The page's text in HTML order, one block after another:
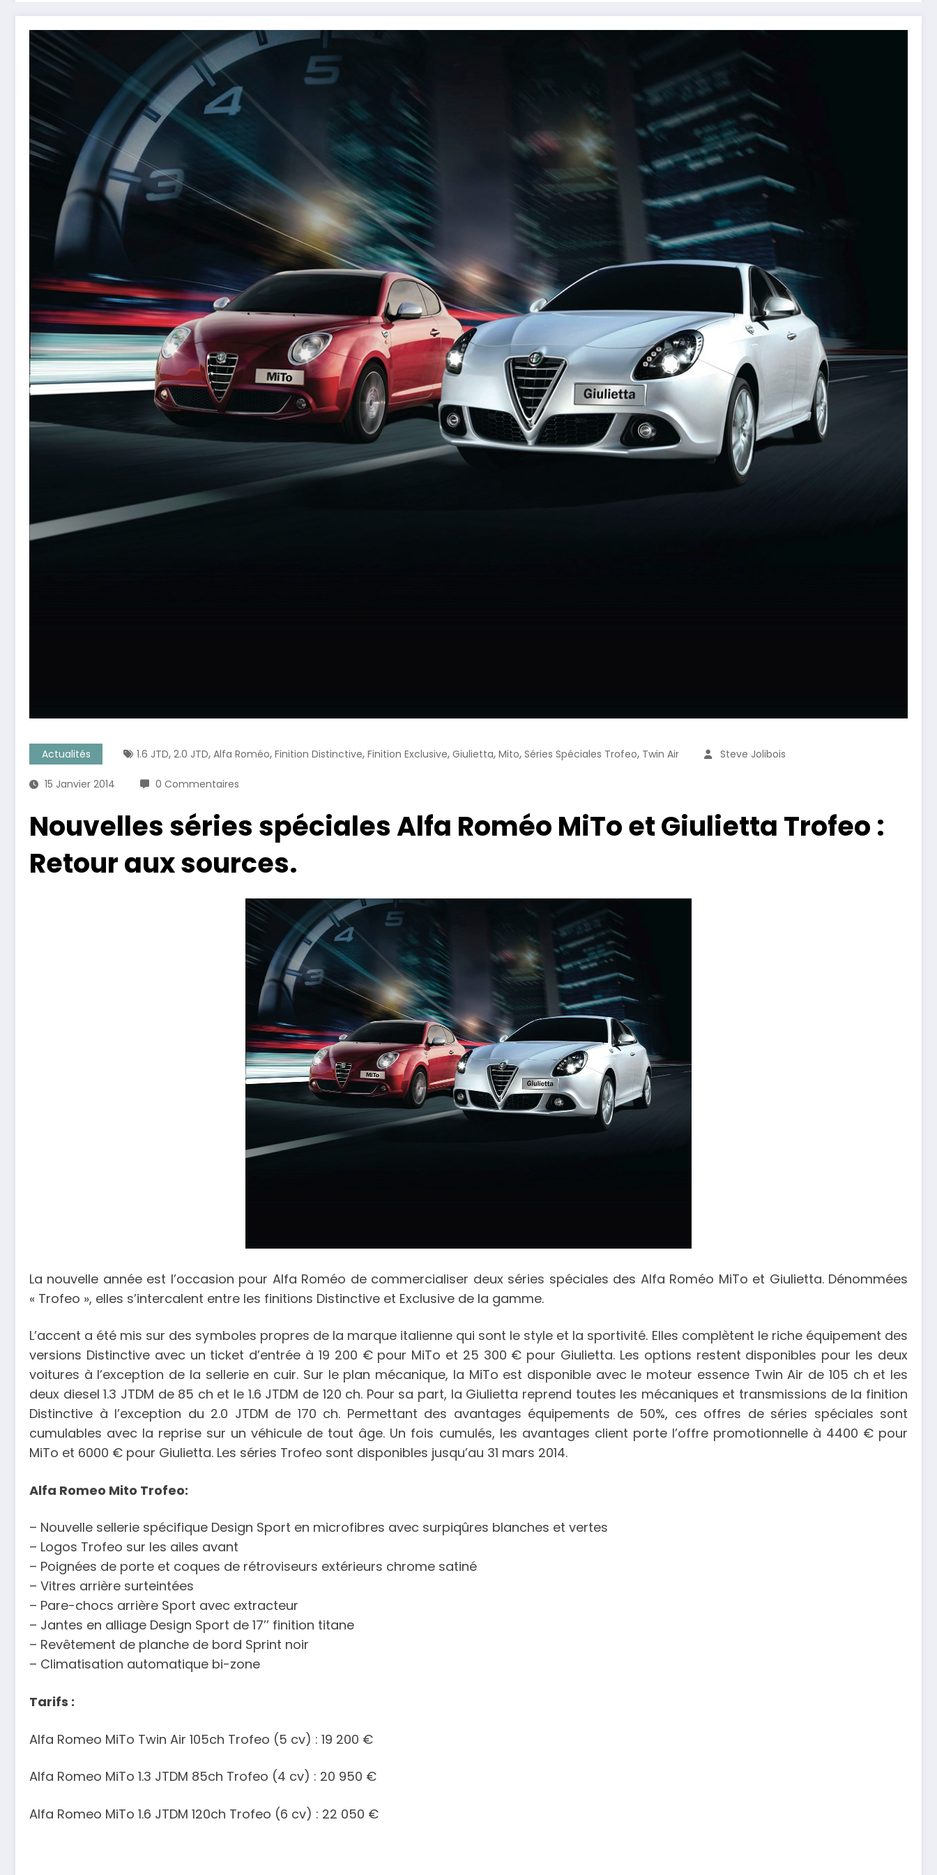
Actualités 1.6 JTD, 2.0 JTD, Alfa Roméo, Finition Distinctive, Finition Exclusive, Giulietta, Mito, Séries Spéciales Trofeo, Twin Air Steve Jolibois
15 Janvier 2014 0 Commentaires
Nouvelles séries spéciales Alfa Roméo MiTo et Giulietta Trofeo :
Retour aux sources.
La nouvelle année est l’occasion pour Alfa Roméo de commercialiser deux séries spéciales des Alfa Roméo MiTo et Giulietta. Dénommées
« Trofeo », elles s’intercalent entre les finitions Distinctive et Exclusive de la gamme.
L’accent a été mis sur des symboles propres de la marque italienne qui sont le style et la sportivité. Elles complètent le riche équipement des
versions Distinctive avec un ticket d’entrée à 19 200 € pour MiTo et 25 300 € pour Giulietta. Les options restent disponibles pour les deux
voitures à l’exception de la sellerie en cuir. Sur le plan mécanique, la MiTo est disponible avec le moteur essence Twin Air de 105 ch et les
deux diesel 1.3 JTDM de 85 ch et le 1.6 JTDM de 120 ch. Pour sa part, la Giulietta reprend toutes les mécaniques et transmissions de la finition
Distinctive à l’exception du 2.0 JTDM de 170 ch. Permettant des avantages équipements de 50%, ces offres de séries spéciales sont
cumulables avec la reprise sur un véhicule de tout âge. Un fois cumulés, les avantages client porte l’offre promotionnelle à 4400 € pour
MiTo et 6000 € pour Giulietta. Les séries Trofeo sont disponibles jusqu’au 31 mars 2014.
Alfa Romeo Mito Trofeo:
– Nouvelle sellerie spécifique Design Sport en microfibres avec surpiqûres blanches et vertes
– Logos Trofeo sur les ailes avant
– Poignées de porte et coques de rétroviseurs extérieurs chrome satiné
– Vitres arrière surteintées
– Pare-chocs arrière Sport avec extracteur
– Jantes en alliage Design Sport de 17’’ finition titane
– Revêtement de planche de bord Sprint noir
– Climatisation automatique bi-zone
Tarifs :
Alfa Romeo MiTo Twin Air 105ch Trofeo (5 cv) : 19 200 €
Alfa Romeo MiTo 1.3 JTDM 85ch Trofeo (4 cv) : 20 950 €
Alfa Romeo MiTo 1.6 JTDM 120ch Trofeo (6 cv) : 22 050 €